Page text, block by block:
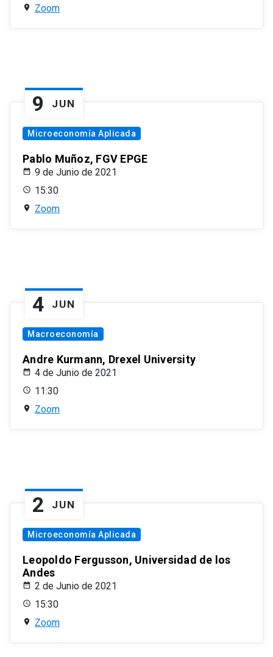
Zoom
9 JUN
Microeconomía Aplicada
Pablo Muñoz, FGV EPGE
9 de Junio de 2021
15:30
Zoom
4 JUN
Macroeconomía
Andre Kurmann, Drexel University
4 de Junio de 2021
11:30
Zoom
2 JUN
Microeconomía Aplicada
Leopoldo Fergusson, Universidad de los
Andes
2 de Junio de 2021
15:30
Zoom